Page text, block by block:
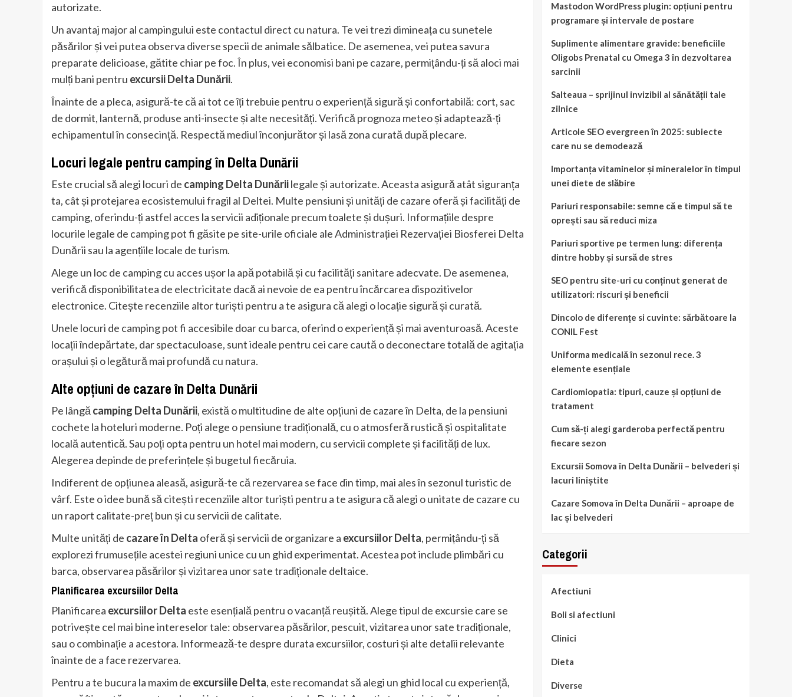
autorizate.
Un avantaj major al campingului este contactul direct cu natura. Te vei trezi dimineața cu sunetele
păsărilor și vei putea observa diverse specii de animale sălbatice. De asemenea, vei putea savura
preparate delicioase, gătite chiar pe foc. În plus, vei economisi bani pe cazare, permițându-ți să aloci mai
mulți bani pentru excursii Delta Dunării.
Înainte de a pleca, asigură-te că ai tot ce îți trebuie pentru o experiență sigură și confortabilă: cort, sac
de dormit, lanternă, produse anti-insecte și alte necesități. Verifică prognoza meteo și adaptează-ți
echipamentul în consecință. Respectă mediul înconjurător și lasă zona curată după plecare.
Locuri legale pentru camping în Delta Dunării
Este crucial să alegi locuri de camping Delta Dunăriilegale și autorizate. Aceasta asigură atât siguranța
ta, cât și protejarea ecosistemului fragil al Deltei. Multe pensiuni și unități de cazare oferă și facilități de
camping, oferindu-ți astfel acces la servicii adiționale precum toalete și dușuri. Informațiile despre
locurile legale de camping pot fi găsite pe site-urile oficiale ale Administrației Rezervației Biosferei Delta
Dunării sau la agențiile locale de turism.
Alege un loc de camping cu acces ușor la apă potabilă și cu facilități sanitare adecvate. De asemenea,
verifică disponibilitatea de electricitate dacă ai nevoie de ea pentru încărcarea dispozitivelor
electronice. Citește recenziile altor turiști pentru a te asigura că alegi o locație sigură și curată.
Unele locuri de camping pot fi accesibile doar cu barca, oferind o experiență și mai aventuroasă. Aceste
locații îndepărtate, dar spectaculoase, sunt ideale pentru cei care caută o deconectare totală de agitația
orașului și o legătură mai profundă cu natura.
Alte opțiuni de cazare în Delta Dunării
Pe lângă camping Delta Dunării, există o multitudine de alte opțiuni de cazare în Delta, de la pensiuni
cochete la hoteluri moderne. Poți alege o pensiune tradițională, cu o atmosferă rustică și ospitalitate
locală autentică. Sau poți opta pentru un hotel mai modern, cu servicii complete și facilități de lux.
Alegerea depinde de preferințele și bugetul fiecăruia.
Indiferent de opțiunea aleasă, asigură-te că rezervarea se face din timp, mai ales în sezonul turistic de
vârf. Este o idee bună să citești recenziile altor turiști pentru a te asigura că alegi o unitate de cazare cu
un raport calitate-preț bun și cu servicii de calitate.
Multe unități de cazare în Delta oferă și servicii de organizare a excursiilor Delta, permițându-ți să
explorezi frumusețile acestei regiuni unice cu un ghid experimentat. Acestea pot include plimbări cu
barca, observarea păsărilor și vizitarea unor sate tradiționale deltaice.
Planificarea excursiilor Delta
Planificarea excursiilor Delta este esențială pentru o vacanță reușită. Alege tipul de excursie care se
potrivește cel mai bine intereselor tale: observarea păsărilor, pescuit, vizitarea unor sate tradiționale,
sau o combinație a acestora. Informează-te despre durata excursiilor, costuri și alte detalii relevante
înainte de a face rezervarea.
Pentru a te bucura la maxim de excursiile Delta, este recomandat să alegi un ghid local cu experiență,
Mastodon WordPress plugin: opțiuni pentru
programare și intervale de postare
Suplimente alimentare gravide: beneficiile
Oligobs Prenatal cu Omega 3 în dezvoltarea
sarcinii
Salteaua – sprijinul invizibil al sănătății tale
zilnice
Articole SEO evergreen în 2025: subiecte
care nu se demodează
Importanța vitaminelor și mineralelor în timpul
unei diete de slăbire
Pariuri responsabile: semne că e timpul să te
oprești sau să reduci miza
Pariuri sportive pe termen lung: diferența
dintre hobby și sursă de stres
SEO pentru site-uri cu conținut generat de
utilizatori: riscuri și beneficii
Dincolo de diferențe si cuvinte: sărbătoare la
CONIL Fest
Uniforma medicală în sezonul rece. 3
elemente esențiale
Cardiomiopatia: tipuri, cauze și opțiuni de
tratament
Cum să-ți alegi garderoba perfectă pentru
fiecare sezon
Excursii Somova în Delta Dunării – belvederi și
lacuri liniștite
Cazare Somova în Delta Dunării – aproape de
lac și belvederi
Categorii
Afectiuni
Boli si afectiuni
Clinici
Dieta
Diverse